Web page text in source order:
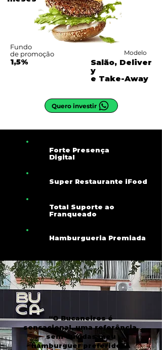
1,5%
Fundo
de promoção
Salão, Deliver
y
e Take-Away
Modelo
Quero investir
Forte Presença
Digital
Super Restaurante iFood
Total Suporte ao
Franqueado
Hamburgueria Premiada
“O Bucaneiros é
sensacional, uma referência,
sem dúvidas meu
hamburguer preferido! A